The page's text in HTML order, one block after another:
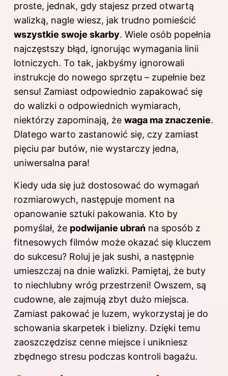
proste, jednak, gdy stajesz przed otwartą
walizką, nagle wiesz, jak trudno pomieścić
wszystkie swoje skarby. Wiele osób popełnia
najczęstszy błąd, ignorując wymagania linii
lotniczych. To tak, jakbyśmy ignorowali
instrukcje do nowego sprzętu – zupełnie bez
sensu! Zamiast odpowiednio zapakować się
do walizki o odpowiednich wymiarach,
niektórzy zapominają, że waga ma znaczenie.
Dlatego warto zastanowić się, czy zamiast
pięciu par butów, nie wystarczy jedna,
uniwersalna para!
Kiedy uda się już dostosować do wymagań
rozmiarowych, następuje moment na
opanowanie sztuki pakowania. Kto by
pomyślał, że podwijanie ubrań na sposób z
fitnesowych filmów może okazać się kluczem
do sukcesu? Roluj je jak sushi, a następnie
umieszczaj na dnie walizki. Pamiętaj, że buty
to niechlubny wróg przestrzeni! Owszem, są
cudowne, ale zajmują zbyt dużo miejsca.
Zamiast pakować je luzem, wykorzystaj je do
schowania skarpetek i bielizny. Dzięki temu
zaoszczędzisz cenne miejsce i unikniesz
zbędnego stresu podczas kontroli bagażu.